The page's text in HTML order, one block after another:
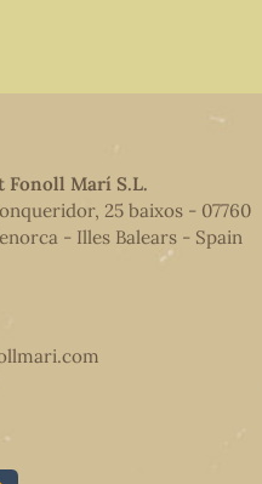
Fonoll Marí S.L.
25 baixos - 07760
- Illes Balears - Spain